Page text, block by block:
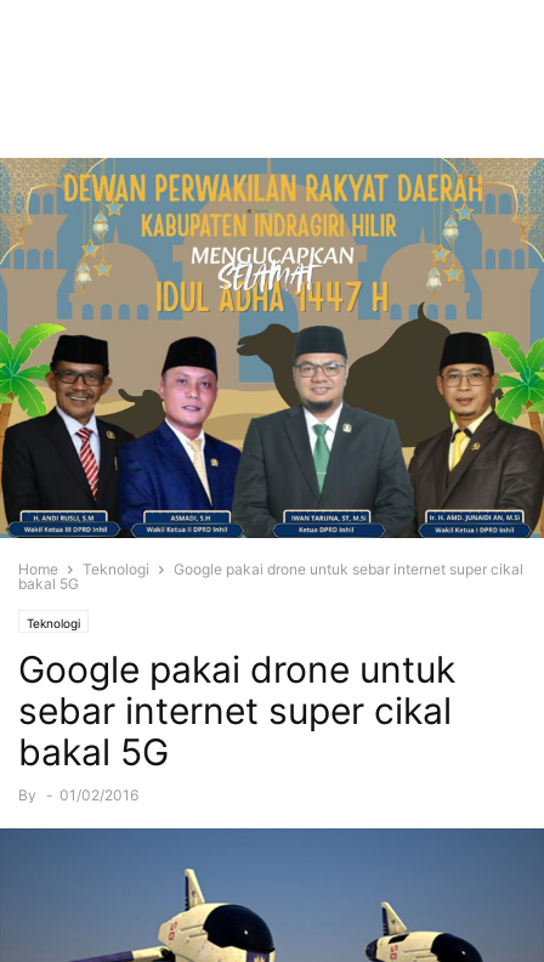
Home Teknologi
Google pakai drone untuk sebar internet super cikal
bakal 5G
Teknologi
Google pakai drone untuk
sebar internet super cikal
bakal 5G
By - 01/02/2016